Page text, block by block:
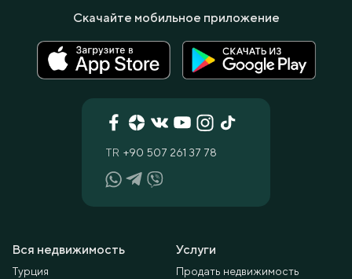
Вся недвижимость
Турция
Услуги
Продать недвижимость
TR +90 507 261 37 78
Скачайте мобильное приложение